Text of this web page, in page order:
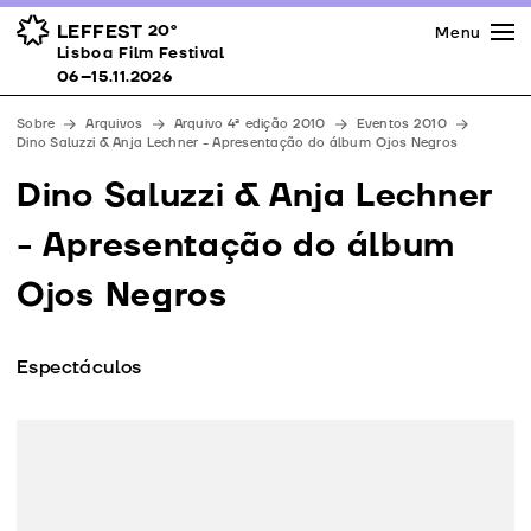
LEFFEST 20º
Lisboa Film Festival 06–15.11.2026
Prémios
Espaços
Apoios
Equipa
Downloads
Contactos
Menu
Lisboa Film Festival
06–15.11.2026
Sobre Arquivos Arquivo 4ª edição 2010
Eventos 2010
Dino Saluzzi & Anja Lechner - Apresentação do álbum Ojos Negros
Dino Saluzzi & Anja Lechner
- Apresentação do álbum
Ojos Negros
Espectáculos